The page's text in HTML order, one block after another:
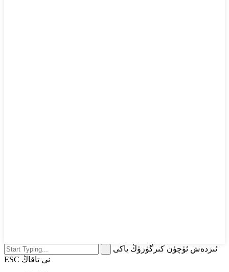
ئىزدەش ئۈچۈن كىرگۈزۈڭ ياكى
ESC نى تاقاڭ